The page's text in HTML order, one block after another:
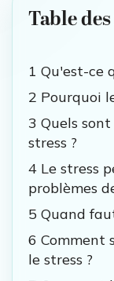
Table
1 Qu'est-ce
2 Pourquoi
3 Quels
stress ?
4 Le stress
problèmes
5 Quand
6 Comment
le stress ?